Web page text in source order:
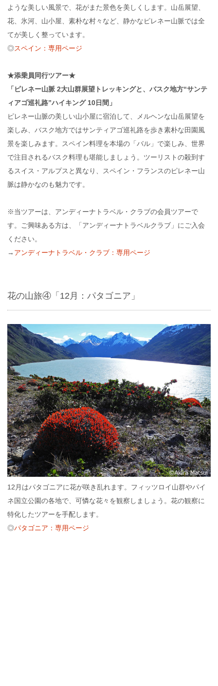
ような美しい風景で、花がまた景色を美しくします。山岳展望、
花、氷河、山小屋、素朴な村々など、静かなピレネー山脈では全
てが美しく整っています。
◎スペイン：専用ページ
★添乗員同行ツアー★
「ピレネー山脈 2大山群展望トレッキングと、バスク地方“サンテ
ィアゴ巡礼路”ハイキング 10日間」
ピレネー山脈の美しい山小屋に宿泊して、メルヘンな山岳展望を
楽しみ、バスク地方ではサンティアゴ巡礼路を歩き素朴な田園風
景を楽しみます。スペイン料理を本場の「バル」で楽しみ、世界
で注目されるバスク料理も堪能しましょう。ツーリストの殺到す
るスイス・アルプスと異なり、スペイン・フランスのピレネー山
脈は静かなのも魅力です。
※当ツアーは、アンディーナトラベル・クラブの会員ツアーで
す。ご興味ある方は、「アンディーナトラベルクラブ」にご入会
ください。
→ アンディーナトラベル・クラブ：専用ページ
花の山旅④「12月：パタゴニア」
12月はパタゴニアに花が咲き乱れます。フィッツロイ山群やパイ
ネ国立公園の各地で、可憐な花々を観察しましょう。花の観察に
特化したツアーを手配します。
◎パタゴニア：専用ページ